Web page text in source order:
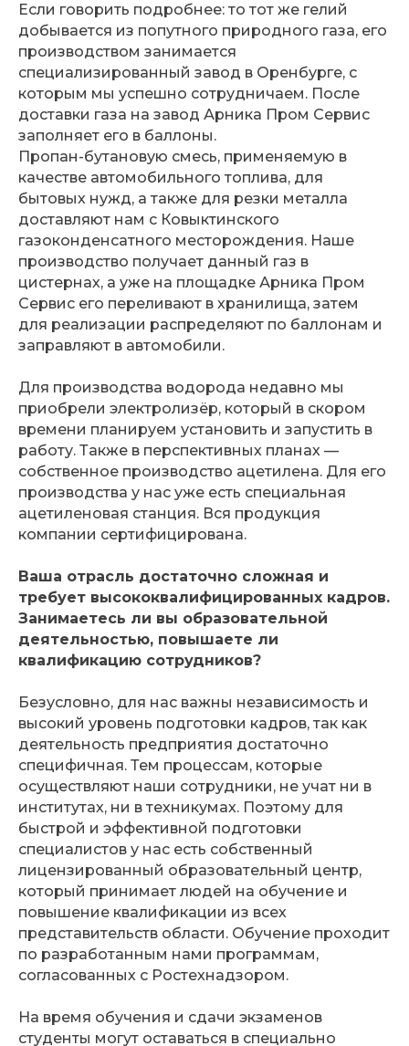
Если говорить подробнее: то тот же гелий
добывается из попутного природного газа, его
производством занимается
специализированный завод в Оренбурге, с
которым мы успешно сотрудничаем. После
доставки газа на завод Арника Пром Сервис
заполняет его в баллоны.
Пропан-бутановую смесь, применяемую в
качестве автомобильного топлива, для
бытовых нужд, а также для резки металла
доставляют нам с Ковыктинского
газоконденсатного месторождения. Наше
производство получает данный газ в
цистернах, а уже на площадке Арника Пром
Сервис его переливают в хранилища, затем
для реализации распределяют по баллонам и
заправляют в автомобили.
Для производства водорода недавно мы
приобрели электролизёр, который в скором
времени планируем установить и запустить в
работу. Также в перспективных планах —
собственное производство ацетилена. Для его
производства у нас уже есть специальная
ацетиленовая станция. Вся продукция
компании сертифицирована.
Ваша отрасль достаточно сложная и
требует высококвалифицированных кадров.
Занимаетесь ли вы образовательной
деятельностью, повышаете ли
квалификацию сотрудников?
Безусловно, для нас важны независимость и
высокий уровень подготовки кадров, так как
деятельность предприятия достаточно
специфичная. Тем процессам, которые
осуществляют наши сотрудники, не учат ни в
институтах, ни в техникумах. Поэтому для
быстрой и эффективной подготовки
специалистов у нас есть собственный
лицензированный образовательный центр,
который принимает людей на обучение и
повышение квалификации из всех
представительств области. Обучение проходит
по разработанным нами программам,
согласованных с Ростехнадзором.
На время обучения и сдачи экзаменов
студенты могут оставаться в специально